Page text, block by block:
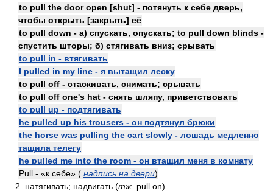
to pull the door open [shut] - потянуть к себе дверь,
чтобы открыть [закрыть] её
to pull down - а) спускать, опускать; to pull down blinds -
спустить шторы; б) стягивать вниз; срывать
to pull in - втягивать
I pulled in my line - я вытащил леску
to pull off - стаскивать, снимать; срывать
to pull off one's hat - снять шляпу, приветствовать
to pull up - подтягивать
he pulled up his trousers - он подтянул брюки
the horse was pulling the cart slowly - лошадь медленно
тащила телегу
he pulled me into the room - он втащил меня в комнату
Pull - «к себе» ( надпись на двери)
2. натягивать; надвигать (тж. pull on)